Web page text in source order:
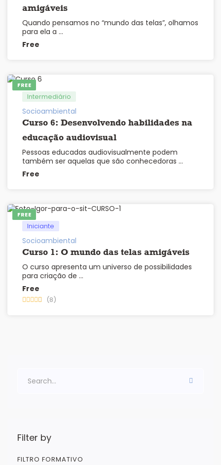
Filter by
FILTRO FORMATIVO
amigáveis
Quando pensamos no “mundo das telas”, olhamos
para ela a …
Free
FREE
Intermediário
Socioambiental
Curso 6: Desenvolvendo habilidades na
educação audiovisual
Pessoas educadas audiovisualmente podem
também ser aquelas que são conhecedoras …
Free
FREE
Iniciante
Socioambiental
Curso 1: O mundo das telas amigáveis
O curso apresenta um universo de possibilidades
para criação de …
Free
(8)